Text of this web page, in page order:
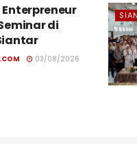
di
03/08/2026